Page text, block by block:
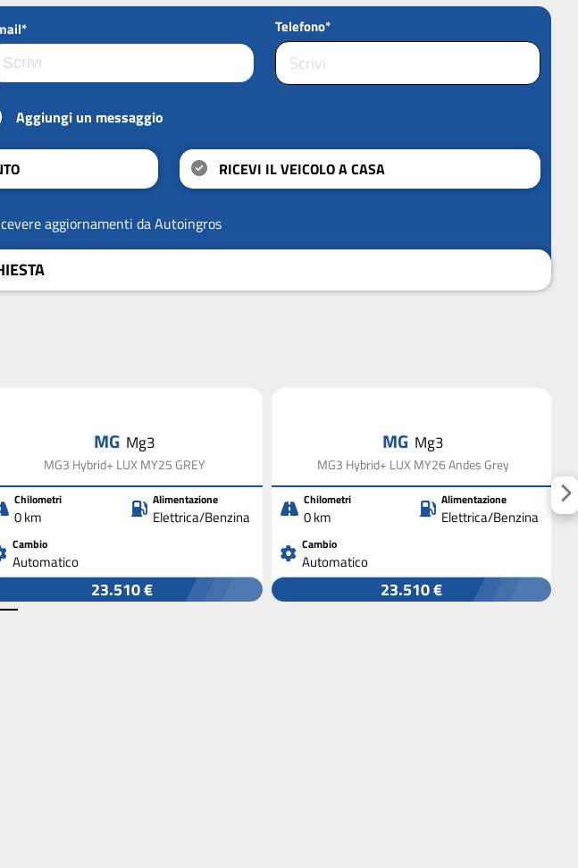
Telefono*
Aggiungi un messaggio
RICEVI IL VEICOLO A CASA
aggiornamenti da Autoingros
MG Mg3
MG3 Hybrid+ LUX MY25 GREY
Chilometri
0 km
Alimentazione
Elettrica/Benzina
Cambio
Automatico
23.510 €
MG Mg3
MG3 Hybrid+ LUX MY26 Andes Grey
Chilometri
0 km
Alimentazione
Elettrica/Benzina
Cambio
Automatico
23.510 €